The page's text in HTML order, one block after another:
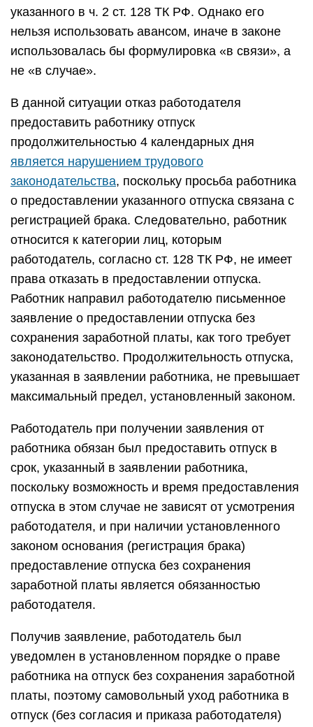
указанного в ч. 2 ст. 128 ТК РФ. Однако его
нельзя использовать авансом, иначе в законе
использовалась бы формулировка «в связи», а
не «в случае».
В данной ситуации отказ работодателя
предоставить работнику отпуск
продолжительностью 4 календарных дня
является нарушением трудового
законодательства, поскольку просьба работника
о предоставлении указанного отпуска связана с
регистрацией брака. Следовательно, работник
относится к категории лиц, которым
работодатель, согласно ст. 128 ТК РФ, не имеет
права отказать в предоставлении отпуска.
Работник направил работодателю письменное
заявление о предоставлении отпуска без
сохранения заработной платы, как того требует
законодательство. Продолжительность отпуска,
указанная в заявлении работника, не превышает
максимальный предел, установленный законом.
Работодатель при получении заявления от
работника обязан был предоставить отпуск в
срок, указанный в заявлении работника,
поскольку возможность и время предоставления
отпуска в этом случае не зависят от усмотрения
работодателя, и при наличии установленного
законом основания (регистрация брака)
предоставление отпуска без сохранения
заработной платы является обязанностью
работодателя.
Получив заявление, работодатель был
уведомлен в установленном порядке о праве
работника на отпуск без сохранения заработной
платы, поэтому самовольный уход работника в
отпуск (без согласия и приказа работодателя)